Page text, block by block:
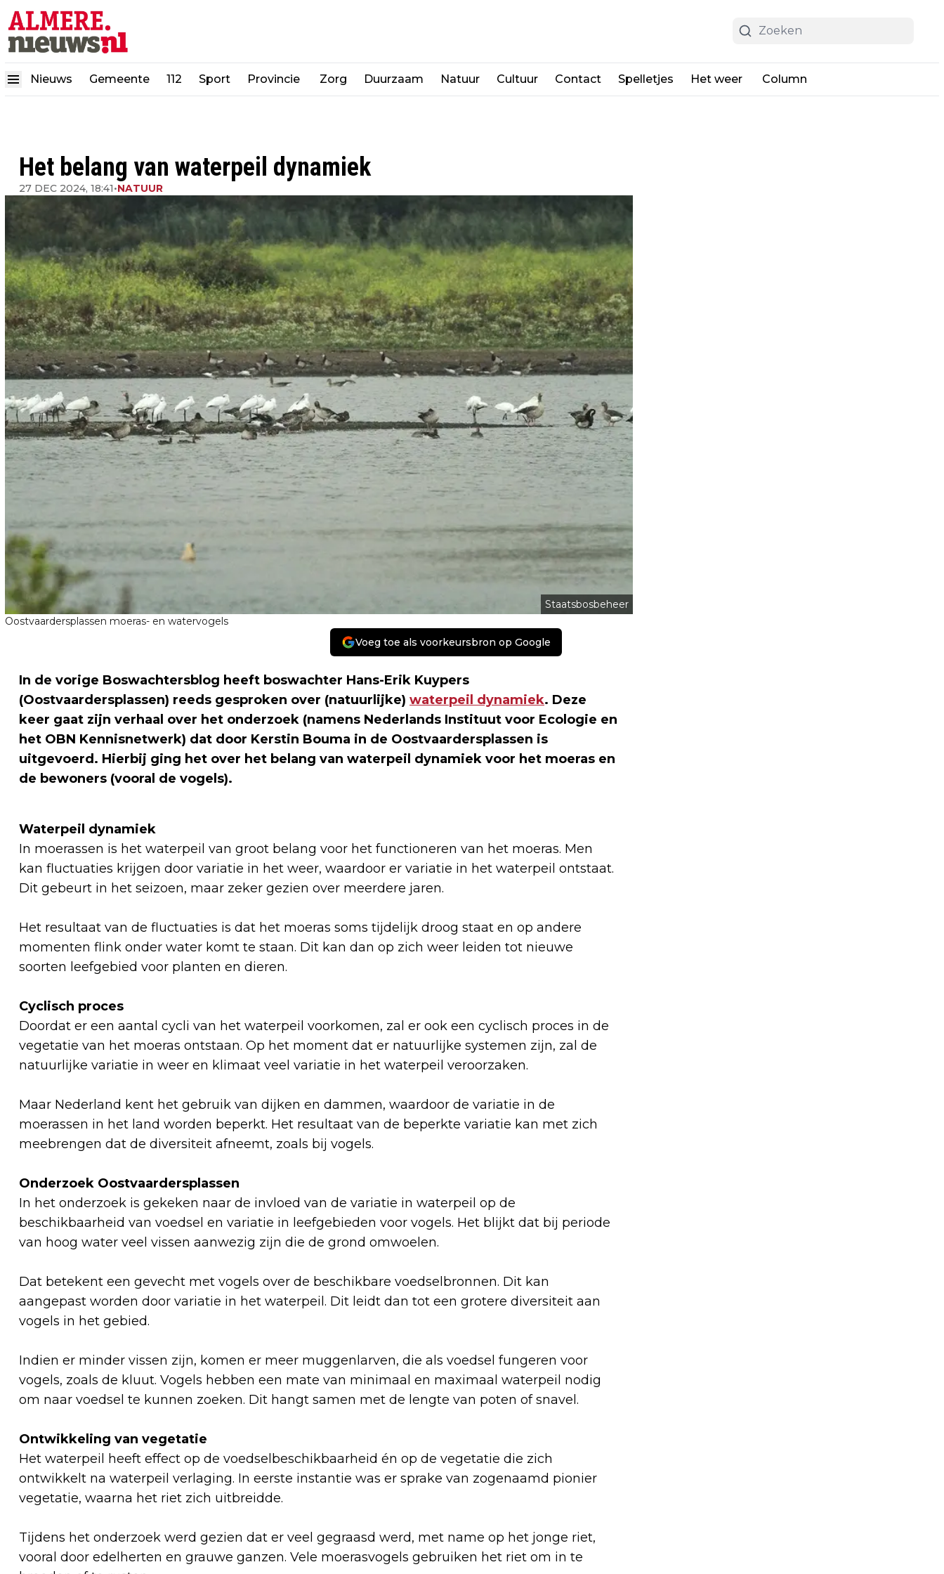
Nieuws Gemeente 112 Sport Provincie Zorg Duurzaam Natuur Cultuur Contact Spelletjes Het weer Column
Het belang van waterpeil dynamiek
27 DEC 2024, 18:41•NATUUR
Staatsbosbeheer
Oostvaardersplassen moeras- en watervogels
Voeg toe als voorkeursbron op Google
In de vorige Boswachtersblog heeft boswachter Hans-Erik Kuypers
(Oostvaardersplassen) reeds gesproken over (natuurlijke) waterpeil dynamiek. Deze
keer gaat zijn verhaal over het onderzoek (namens Nederlands Instituut voor Ecologie en
het OBN Kennisnetwerk) dat door Kerstin Bouma in de Oostvaardersplassen is
uitgevoerd. Hierbij ging het over het belang van waterpeil dynamiek voor het moeras en
de bewoners (vooral de vogels).
Waterpeil dynamiek
In moerassen is het waterpeil van groot belang voor het functioneren van het moeras. Men
kan fluctuaties krijgen door variatie in het weer, waardoor er variatie in het waterpeil ontstaat.
Dit gebeurt in het seizoen, maar zeker gezien over meerdere jaren.
Het resultaat van de fluctuaties is dat het moeras soms tijdelijk droog staat en op andere
momenten flink onder water komt te staan. Dit kan dan op zich weer leiden tot nieuwe
soorten leefgebied voor planten en dieren.
Cyclisch proces
Doordat er een aantal cycli van het waterpeil voorkomen, zal er ook een cyclisch proces in de
vegetatie van het moeras ontstaan. Op het moment dat er natuurlijke systemen zijn, zal de
natuurlijke variatie in weer en klimaat veel variatie in het waterpeil veroorzaken.
Maar Nederland kent het gebruik van dijken en dammen, waardoor de variatie in de
moerassen in het land worden beperkt. Het resultaat van de beperkte variatie kan met zich
meebrengen dat de diversiteit afneemt, zoals bij vogels.
Onderzoek Oostvaardersplassen
In het onderzoek is gekeken naar de invloed van de variatie in waterpeil op de
beschikbaarheid van voedsel en variatie in leefgebieden voor vogels. Het blijkt dat bij periode
van hoog water veel vissen aanwezig zijn die de grond omwoelen.
Dat betekent een gevecht met vogels over de beschikbare voedselbronnen. Dit kan
aangepast worden door variatie in het waterpeil. Dit leidt dan tot een grotere diversiteit aan
vogels in het gebied.
Indien er minder vissen zijn, komen er meer muggenlarven, die als voedsel fungeren voor
vogels, zoals de kluut. Vogels hebben een mate van minimaal en maximaal waterpeil nodig
om naar voedsel te kunnen zoeken. Dit hangt samen met de lengte van poten of snavel.
Ontwikkeling van vegetatie
Het waterpeil heeft effect op de voedselbeschikbaarheid én op de vegetatie die zich
ontwikkelt na waterpeil verlaging. In eerste instantie was er sprake van zogenaamd pionier
vegetatie, waarna het riet zich uitbreidde.
Tijdens het onderzoek werd gezien dat er veel gegraasd werd, met name op het jonge riet,
vooral door edelherten en grauwe ganzen. Vele moerasvogels gebruiken het riet om in te